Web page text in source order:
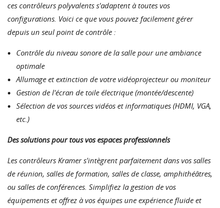
ces contrôleurs polyvalents s'adaptent à toutes vos
configurations. Voici ce que vous pouvez facilement gérer
depuis un seul point de contrôle :
Contrôle du niveau sonore de la salle pour une ambiance
optimale
Allumage et extinction de votre vidéoprojecteur ou moniteur
Gestion de l'écran de toile électrique (montée/descente)
Sélection de vos sources vidéos et informatiques (HDMI, VGA,
etc.)
Des solutions pour tous vos espaces professionnels
Les contrôleurs Kramer s'intègrent parfaitement dans vos salles
de réunion, salles de formation, salles de classe, amphithéâtres,
ou salles de conférences. Simplifiez la gestion de vos
équipements et offrez à vos équipes une expérience fluide et